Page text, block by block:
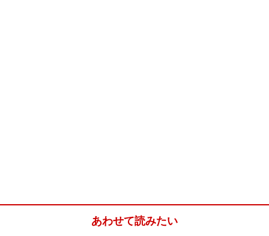
ブレーキペダルの踏み力は、油圧を利
あわせて読みたい